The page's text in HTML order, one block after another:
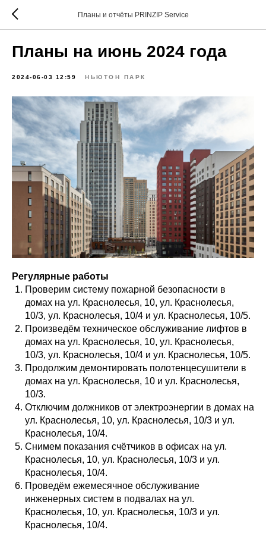
Планы и отчёты PRINZIP Service
Планы на июнь 2024 года
2024-06-03 12:59 НЬЮТОН ПАРК
Регулярные работы
Проверим систему пожарной безопасности в
домах на ул. Краснолесья, 10, ул. Краснолесья,
10/3, ул. Краснолесья, 10/4 и ул. Краснолесья, 10/5.
Произведём техническое обслуживание лифтов в
домах на ул. Краснолесья, 10, ул. Краснолесья,
10/3, ул. Краснолесья, 10/4 и ул. Краснолесья, 10/5.
Продолжим демонтировать полотенцесушители в
домах на ул. Краснолесья, 10 и ул. Краснолесья,
10/3.
Отключим должников от электроэнергии в домах на
ул. Краснолесья, 10, ул. Краснолесья, 10/3 и ул.
Краснолесья, 10/4.
Снимем показания счётчиков в офисах на ул.
Краснолесья, 10, ул. Краснолесья, 10/3 и ул.
Краснолесья, 10/4.
Проведём ежемесячное обслуживание
инженерных систем в подвалах на ул.
Краснолесья, 10, ул. Краснолесья, 10/3 и ул.
Краснолесья, 10/4.